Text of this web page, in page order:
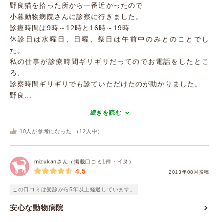
野良猫を拾った所から一番近かったので
小暮動物病院さんに診察に行きました。
診療時間は9時～12時と16時～19時
休診日は水曜日、日曜、祭日は午前中のみとのことでし
た。
私の仕事が診療時間ギリギリだってのでお電話をしたとこ
ろ、
診察時間ギリギリでも診ていただけたのが助かりました。
野良...
続きを読む
10 人が参考になった （ 12 人中）
mizukanさん（掲載口コミ1件・イヌ）
2013年08月投稿
4.5
この口コミは受診から5年以上経過しています。
安心な動物病院